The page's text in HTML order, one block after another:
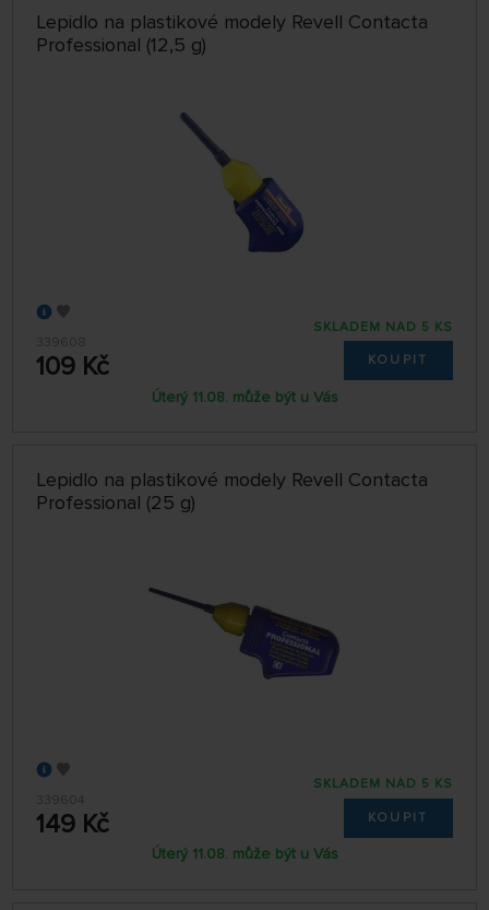
Lepidlo na plastikové modely Revell Contacta
Professional (12,5 g)
339608
109 Kč
SKLADEM NAD 5 KS
KOUPIT
Úterý 11.08. může být u Vás
Lepidlo na plastikové modely Revell Contacta
Professional (25 g)
339604
149 Kč
SKLADEM NAD 5 KS
KOUPIT
Úterý 11.08. může být u Vás